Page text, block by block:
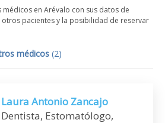
en Arévalo con sus datos de
pacientes y la posibilidad de reservar
médicos (2)
Laura Antonio Zancajo
Dentista, Estomatólogo,